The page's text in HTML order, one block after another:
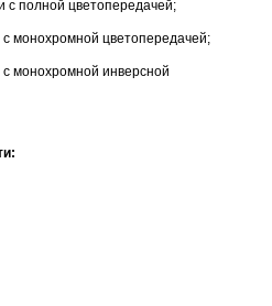
с полной цветопередачей;
монохромной цветопередачей;
монохромной инверсной